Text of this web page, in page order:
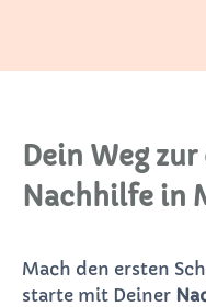
Dein Weg
Nachhilfe in
Mach den ersten
starte mit Deiner